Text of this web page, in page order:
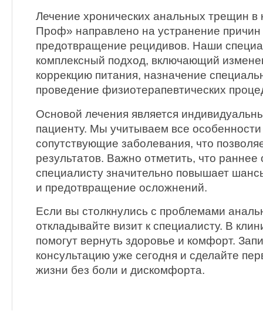
Лечение хронических анальных трещин в
Проф» направлено на устранение причин
предотвращение рецидивов. Наши
комплексный подход, включающий
коррекцию питания, назначение
проведение физиотерапевтических
Основой лечения является
пациенту. Мы учитываем все
сопутствующие заболевания, что
результатов. Важно отметить, что
специалисту значительно повышает
и предотвращение осложнений.
Если вы столкнулись с проблемами
откладывайте визит к специалисту. В
помогут вернуть здоровье и комфорт.
консультацию уже сегодня и сделайте
жизни без боли и дискомфорта.